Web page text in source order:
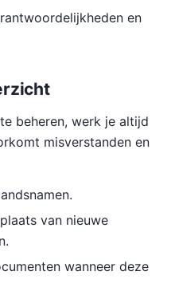
en
beheren, werk je altijd
misverstanden en
van nieuwe
wanneer deze